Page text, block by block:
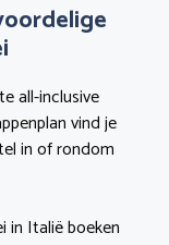
all-inclusive
vind je
in of rondom
in Italië boeken